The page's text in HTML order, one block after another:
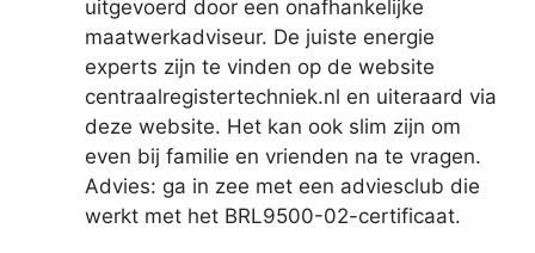
uitgevoerd door een onafhankelijke
maatwerkadviseur. De juiste energie
experts zijn te vinden op de website
centraalregistertechniek.nl en uiteraard via
deze website. Het kan ook slim zijn om
even bij familie en vrienden na te vragen.
Advies: ga in zee met een adviesclub die
werkt met het BRL9500-02-certificaat.